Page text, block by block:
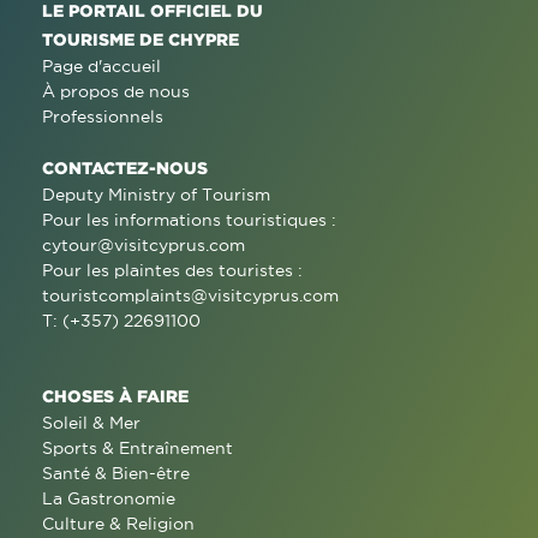
LE PORTAIL OFFICIEL DU
TOURISME DE CHYPRE
Page d'accueil
À propos de nous
Professionnels
CONTACTEZ-NOUS
Deputy Ministry of Tourism
Pour les informations touristiques :
cytour@visitcyprus.com
Pour les plaintes des touristes :
touristcomplaints@visitcyprus.com
T: (+357) 22691100
CHOSES À FAIRE
Soleil & Mer
Sports & Entraînement
Santé & Bien-être
La Gastronomie
Culture & Religion